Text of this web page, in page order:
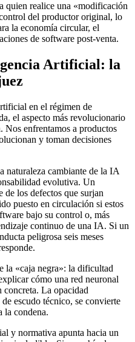
quien realice una «modificación
del productor original, lo
la economía circular, el
de software post-venta.
Artificial: la
en el régimen de
el aspecto más revolucionario
Nos enfrentamos a productos
y toman decisiones
naturaleza cambiante de la IA
evolutiva. Un
de los defectos que surjan
puesto en circulación si estos
bajo su control o, más
continuo de una IA. Si un
peligrosa seis meses
la «caja negra»: la dificultad
cómo una red neuronal
concreta. La opacidad
escudo técnico, se convierte
la condena.
y normativa apunta hacia un